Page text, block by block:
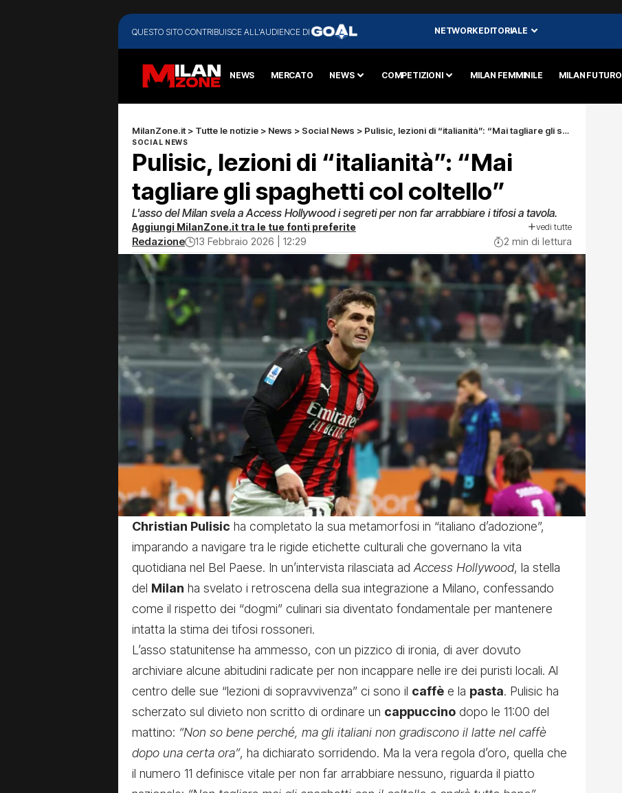
QUESTO SITO CONTRIBUISCE ALL'AUDIENCE DI NETWORK EDITORIALE
NEWS MERCATO NEWS COMPETIZIONI MILAN FEMMINILE MILAN FUTURO
MilanZone.it > Tutte le notizie > News > Social News > Pulisic, lezioni di “italianità”: “Mai tagliare gli spaghetti col coltello”
SOCIAL NEWS
Pulisic, lezioni di “italianità”: “Mai
tagliare gli spaghetti col coltello”
L'asso del Milan svela a Access Hollywood i segreti per non far arrabbiare i tifosi a tavola.
Aggiungi MilanZone.it tra le tue fonti preferite vedi tutte
Redazione 13 Febbraio 2026 | 12:29 2 min di lettura
Christian Pulisic ha completato la sua metamorfosi in “italiano d’adozione”,
imparando a navigare tra le rigide etichette culturali che governano la vita
quotidiana nel Bel Paese. In un’intervista rilasciata ad Access Hollywood, la stella
del Milan ha svelato i retroscena della sua integrazione a Milano, confessando
come il rispetto dei “dogmi” culinari sia diventato fondamentale per mantenere
intatta la stima dei tifosi rossoneri.
L’asso statunitense ha ammesso, con un pizzico di ironia, di aver dovuto
archiviare alcune abitudini radicate per non incappare nelle ire dei puristi locali. Al
centro delle sue “lezioni di sopravvivenza” ci sono il caffè e la pasta. Pulisic ha
scherzato sul divieto non scritto di ordinare un cappuccino dopo le 11:00 del
mattino: “Non so bene perché, ma gli italiani non gradiscono il latte nel caffè
dopo una certa ora”, ha dichiarato sorridendo. Ma la vera regola d’oro, quella che
il numero 11 definisce vitale per non far arrabbiare nessuno, riguarda il piatto